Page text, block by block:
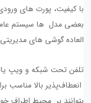
با کیفیت، پورت های
بعضی مدل ها سیستم
العاده گوشی های
انعطاف‌پذیر بالا مناسب